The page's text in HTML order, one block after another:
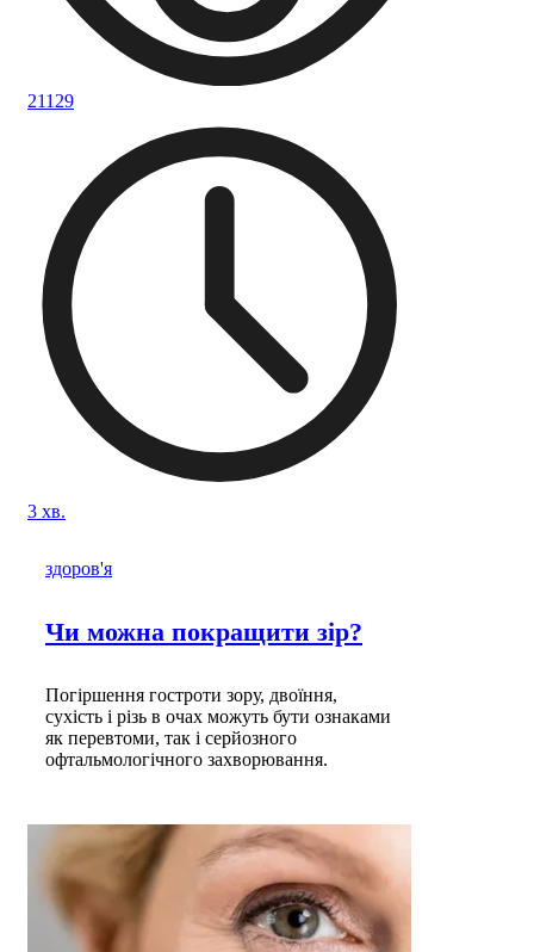
21129
3 хв.
здоров'я
Чи можна покращити зір?
Погіршення гостроти зору, двоїння,
сухість і різь в очах можуть бути ознаками
як перевтоми, так і серйозного
офтальмологічного захворювання.